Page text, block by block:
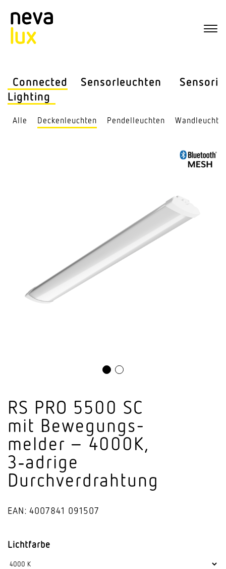
Connected
Lighting
Sensor­leuchten Sensorik
Alle Decken­leuchten Pendel­leuchten
RS PRO 5500 SC
mit Bewe­gungs­
melder – 4000K,
3‑adrige
Durchverdrahtung
EAN: 4007841 091507
Lichtfarbe